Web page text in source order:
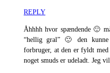
REPLY
Åhhhh hvor spændende 🙂
“hellig gral” 🙂 den
forbruger, at den er fyldt
noget smuds er udeladt. Jeg